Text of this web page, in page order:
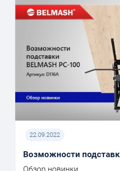
22.09.2022
Возможности
Обзор новинки ...